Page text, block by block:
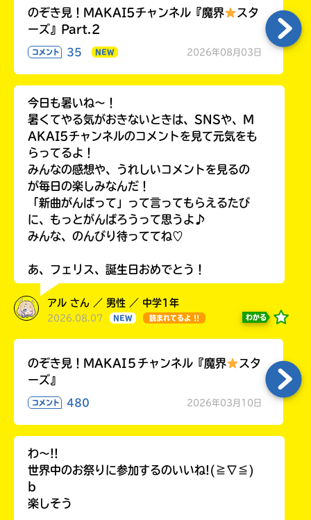
のぞき見！MAKAI5チャンネル『魔界
スタ
ーズ』Part.2
コメント 35 NEW 2026年08月03日
今日も暑いね〜！
暑くてやる気がおきないときは、SNSや、M
AKAI5チャンネルのコメントを見て元気をも
らってるよ！
みんなの感想や、うれしいコメントを見るの
が毎日の楽しみなんだ！
「新曲がんばって」って言ってもらえるたび
に、もっとがんばろうって思うよ♪
みんな、のんびり待っててね♡
あ、フェリス、誕生日おめでとう！
アル さん ／ 男性 ／ 中学1年
2026.08.07 NEW 読まれてるよ !! わかる
のぞき見！MAKAI５チャンネル『魔界
スタ
ーズ』
コメント 480 2026年03月10日
わ〜!!
世界中のお祭りに参加するのいいね!(≧∇≦)
b
楽しそう